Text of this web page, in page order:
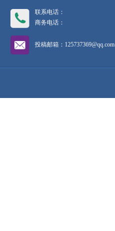
联系电话：
商务电话：
投稿邮箱：125737369@qq.com